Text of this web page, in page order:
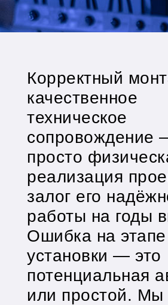
Корректный
качественное
техническое
сопровождение
просто
реализация
залог его
работы на годы
Ошибка на этапе
установки — это
потенциальная
или простой. Мы